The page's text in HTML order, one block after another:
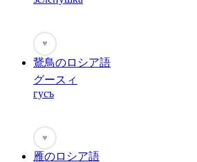
♥
鵞鳥のロシア語
グースィ
гусъ
♥
雁のロシア語